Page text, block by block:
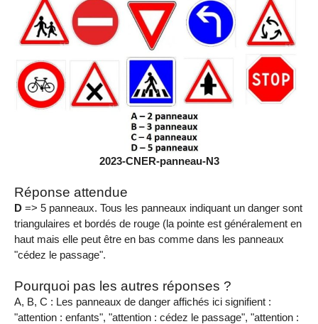
2023-CNER-panneau-N3
Réponse attendue
D => 5 panneaux. Tous les panneaux indiquant un danger sont
triangulaires et bordés de rouge (la pointe est généralement en
haut mais elle peut être en bas comme dans les panneaux
"cédez le passage".
Pourquoi pas les autres réponses ?
A, B, C : Les panneaux de danger affichés ici signifient :
"attention : enfants", "attention : cédez le passage", "attention :